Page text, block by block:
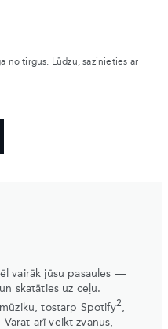
no tirgus. Lūdzu, sazinieties ar
vairāk jūsu pasaules —
skatāties uz ceļu.
tostarp Spotify2
arī veikt zvanus,